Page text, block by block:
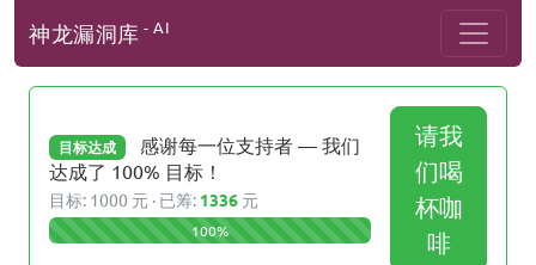
神龙漏洞库 - AI
目标达成
感谢每一位支持者 — 我们
达成了 100% 目标！
目标: 1000 元 · 已筹: 1336 元
100%
请我
们喝
杯咖
啡